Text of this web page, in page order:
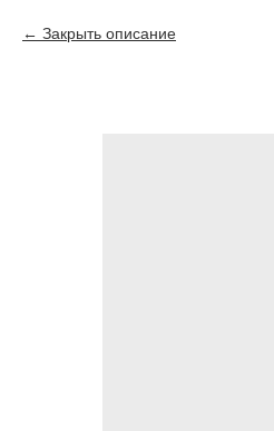
Закрыть описание